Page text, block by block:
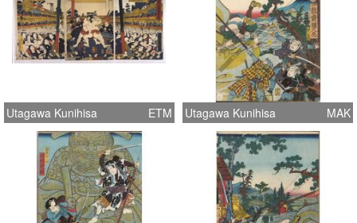
Utagawa Kunihisa ETM Utagawa Kunihisa MAK